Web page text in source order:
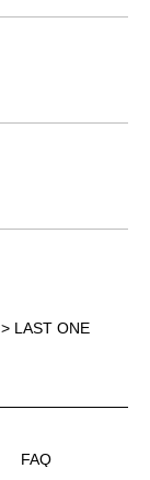
> LAST ONE
FAQ